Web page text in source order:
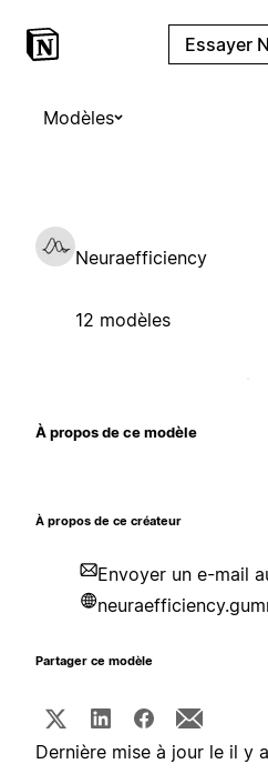
Essayer
Modèles
Neuraefficiency
12 modèles
À propos de ce modèle
À propos de ce créateur
Envoyer un e-mail
Partager ce modèle
Dernière mise à jour le il y